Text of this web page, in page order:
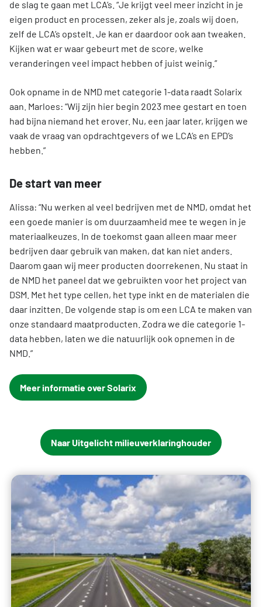
de slag te gaan met LCA’s. “Je krijgt veel meer inzicht in je
eigen product en processen, zeker als je, zoals wij doen,
zelf de LCA’s opstelt. Je kan er daardoor ook aan tweaken.
Kijken wat er waar gebeurt met de score, welke
veranderingen veel impact hebben of juist weinig.”
Ook opname in de NMD met categorie 1-data raadt Solarix
aan. Marloes: “Wij zijn hier begin 2023 mee gestart en toen
had bijna niemand het erover. Nu, een jaar later, krijgen we
vaak de vraag van opdrachtgevers of we LCA’s en EPD’s
hebben.”
De start van meer
Alissa: “Nu werken al veel bedrijven met de NMD, omdat het
een goede manier is om duurzaamheid mee te wegen in je
materiaalkeuzes. In de toekomst gaan alleen maar meer
bedrijven daar gebruik van maken, dat kan niet anders.
Daarom gaan wij meer producten doorrekenen. Nu staat in
de NMD het paneel dat we gebruikten voor het project van
DSM. Met het type cellen, het type inkt en de materialen die
daar inzitten. De volgende stap is om een LCA te maken van
onze standaard maatproducten. Zodra we die categorie 1-
data hebben, laten we die natuurlijk ook opnemen in de
NMD.”
Meer informatie over Solarix
Naar Uitgelicht milieuverklaringhouder